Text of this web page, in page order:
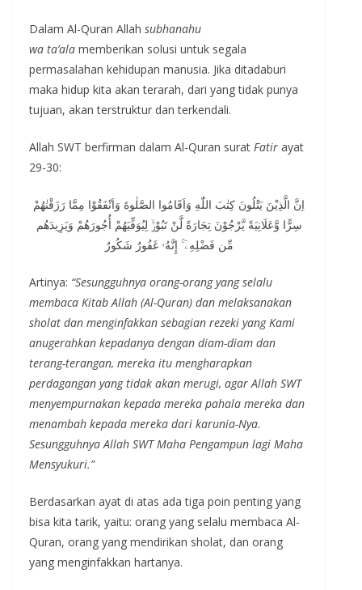
Dalam Al-Quran Allah subhanahu
wa ta’ala memberikan solusi untuk segala
permasalahan kehidupan manusia. Jika ditadaburi
maka hidup kita akan terarah, dari yang tidak punya
tujuan, akan terstruktur dan terkendali.
Allah SWT berfirman dalam Al-Quran surat Fatir ayat
29-30:
اِنَّ الَّذِيْنَ يَتْلُونَ كِتٰبَ اللّٰهِ وَاَقَامُوا الصَّلٰوةَ وَاَنْفَقُوْا مِمَّا رَزَقْنٰهُمْ
سِرًّا وَّعَلَانِيَةً يَّرْجُوْنَ تِجَارَةً لَّنْ تَبُوْرَۙ لِيُوَفِّيَهُمْ أُجُورَهُمْ وَيَزِيدَهُم
مِّن فَضْلِهِۦٓ ۚ إِنَّهُۥ غَفُورٌ شَكُورٌ
Artinya: “Sesungguhnya orang-orang yang selalu
membaca Kitab Allah (Al-Quran) dan melaksanakan
sholat dan menginfakkan sebagian rezeki yang Kami
anugerahkan kepadanya dengan diam-diam dan
terang-terangan, mereka itu mengharapkan
perdagangan yang tidak akan merugi, agar Allah SWT
menyempurnakan kepada mereka pahala mereka dan
menambah kepada mereka dari karunia-Nya.
Sesungguhnya Allah SWT Maha Pengampun lagi Maha
Mensyukuri.”
Berdasarkan ayat di atas ada tiga poin penting yang
bisa kita tarik, yaitu: orang yang selalu membaca Al-
Quran, orang yang mendirikan sholat, dan orang
yang menginfakkan hartanya.